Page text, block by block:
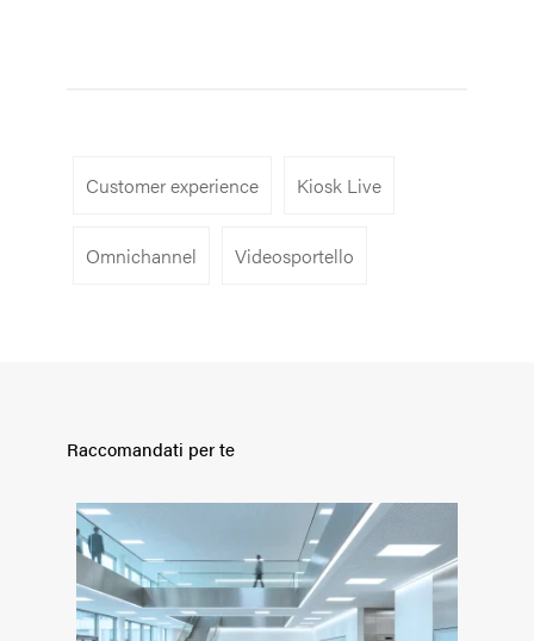
Customer experience Kiosk Live
Omnichannel Videosportello
Raccomandati per te